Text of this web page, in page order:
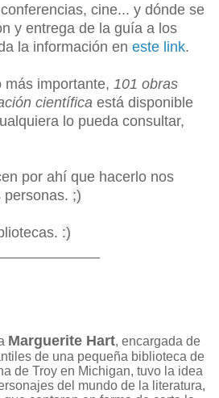
cine... y dónde se
y entrega de la guía a los
la información en este link.
más importante, 101 obras
científica está disponible
lo pueda consultar,
por ahí que hacerlo nos
personas. ;)
:)
Marguerite Hart, encargada de
de una pequeña biblioteca de
de Troy en Michigan, tuvo la idea
del mundo de la literatura,